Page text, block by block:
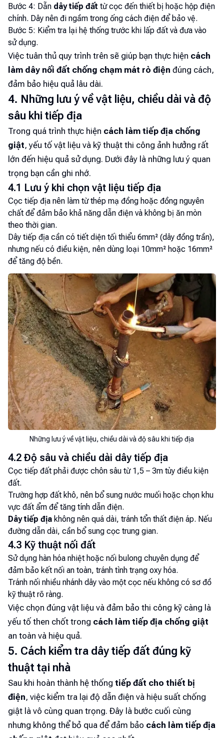
Bước 4: Dẫn dây tiếp đất từ cọc đến thiết bị hoặc hộp điện
chính. Dây nên đi ngầm trong ống cách điện để bảo vệ.
Bước 5: Kiểm tra lại hệ thống trước khi lấp đất và đưa vào
sử dụng.
Việc tuân thủ quy trình trên sẽ giúp bạn thực hiện cách
làm dây nối đất chống chạm mát rò điện đúng cách,
đảm bảo hiệu quả lâu dài.
4. Những lưu ý về vật liệu, chiều dài và độ
sâu khi tiếp địa
Trong quá trình thực hiện cách làm tiếp địa chống
giật, yếu tố vật liệu và kỹ thuật thi công ảnh hưởng rất
lớn đến hiệu quả sử dụng. Dưới đây là những lưu ý quan
trọng bạn cần ghi nhớ.
4.1 Lưu ý khi chọn vật liệu tiếp địa
Cọc tiếp địa nên làm từ thép mạ đồng hoặc đồng nguyên
chất để đảm bảo khả năng dẫn điện và không bị ăn mòn
theo thời gian.
Dây tiếp địa cần có tiết diện tối thiểu 6mm² (dây đồng trần),
nhưng nếu có điều kiện, nên dùng loại 10mm² hoặc 16mm²
để tăng độ bền.
Những lưu ý về vật liệu, chiều dài và độ sâu khi tiếp địa
4.2 Độ sâu và chiều dài dây tiếp địa
Cọc tiếp đất phải được chôn sâu từ 1,5 – 3m tùy điều kiện
đất.
Trường hợp đất khô, nên bổ sung nước muối hoặc chọn khu
vực đất ẩm để tăng tính dẫn điện.
Dây tiếp địa không nên quá dài, tránh tổn thất điện áp. Nếu
đường dẫn dài, cần bổ sung cọc trung gian.
4.3 Kỹ thuật nối đất
Sử dụng hàn hóa nhiệt hoặc nối bulong chuyên dụng để
đảm bảo kết nối an toàn, tránh tình trạng oxy hóa.
Tránh nối nhiều nhánh dây vào một cọc nếu không có sơ đồ
kỹ thuật rõ ràng.
Việc chọn đúng vật liệu và đảm bảo thi công kỹ càng là
yếu tố then chốt trong cách làm tiếp địa chống giật
an toàn và hiệu quả.
5. Cách kiểm tra dây tiếp đất đúng kỹ
thuật tại nhà
Sau khi hoàn thành hệ thống tiếp đất cho thiết bị
điện, việc kiểm tra lại độ dẫn điện và hiệu suất chống
giật là vô cùng quan trọng. Đây là bước cuối cùng
nhưng không thể bỏ qua để đảm bảo cách làm tiếp địa